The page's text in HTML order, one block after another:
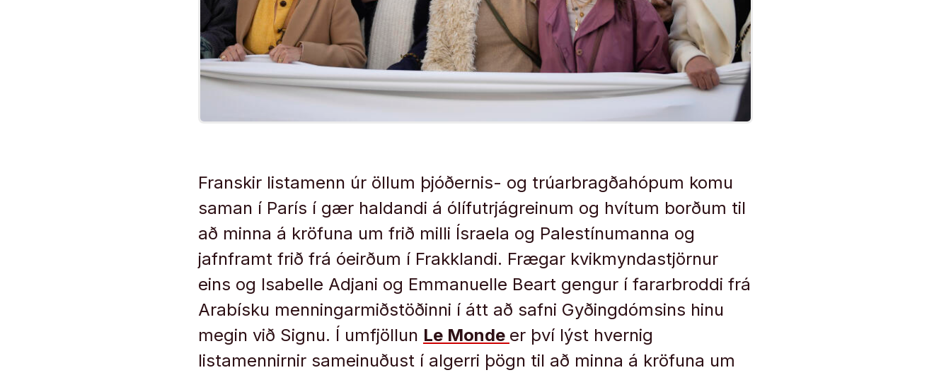
Franskir listamenn úr öllum þjóðernis- og trúarbragðahópum komu
saman í París í gær haldandi á ólífutrjágreinum og hvítum borðum til
að minna á kröfuna um frið milli Ísraela og Palestínumanna og
jafnframt frið frá óeirðum í Frakklandi. Frægar kvikmyndastjörnur
eins og Isabelle Adjani og Emmanuelle Beart gengur í fararbroddi frá
Arabísku menningarmiðstöðinni í átt að safni Gyðingdómsins hinu
megin við Signu. Í umfjöllun Le Monde er því lýst hvernig
listamennirnir sameinuðust í algerri þögn til að minna á kröfuna um